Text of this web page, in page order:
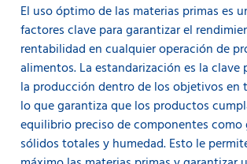
El uso óptimo de las materias primas es
factores clave para garantizar el
rentabilidad en cualquier operación de
alimentos. La estandarización es la clave
la producción dentro de los objetivos en
lo que garantiza que los productos
equilibrio preciso de componentes como
sólidos totales y humedad. Esto le